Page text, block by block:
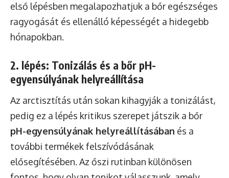
első lépésben megalapozhatjuk a bőr egészséges
ragyogását és ellenálló képességét a hidegebb
hónapokban.
2. lépés: Tonizálás és a bőr pH-
egyensúlyának helyreállítása
Az arctisztítás után sokan kihagyják a tonizálást,
pedig ez a lépés kritikus szerepet játszik a bőr
pH-egyensúlyának helyreállításában és a
további termékek felszívódásának
elősegítésében. Az őszi rutinban különösen